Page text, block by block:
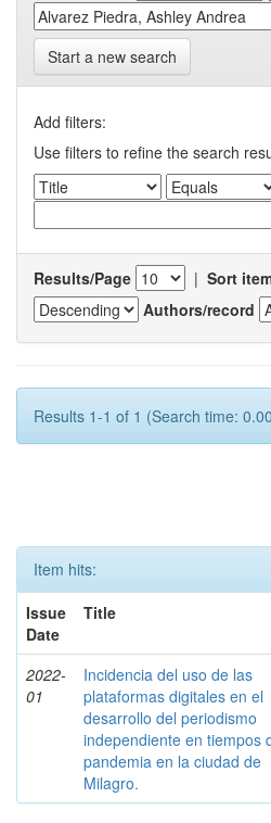
Start a new search
Add filters:
Use filters to refine the search
Results/Page | Sort
Authors/record
Results 1-1 of 1 (Search time:
Item hits:
Issue
Date
Title
2022-
01
Incidencia del uso de las
plataformas digitales en el
desarrollo del periodismo
independiente en tiempos
pandemia en la ciudad de
Milagro.